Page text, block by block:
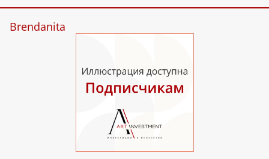
Brendanita